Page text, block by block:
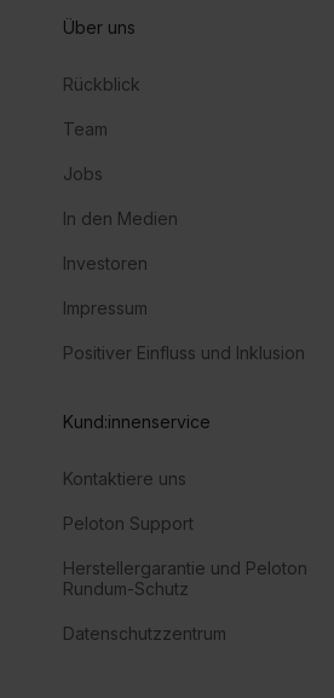
Über uns
Rückblick
Team
Jobs
In den Medien
Investoren
Impressum
Positiver Einfluss und Inklusion
Kund:innenservice
Kontaktiere uns
Peloton Support
Herstellergarantie und Peloton
Rundum-Schutz
Datenschutzzentrum